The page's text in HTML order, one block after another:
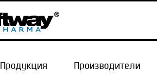
Продукция Производители